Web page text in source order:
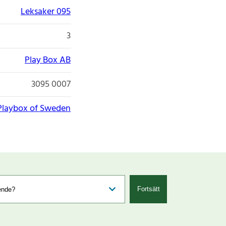
Leksaker 095
3
Play Box AB
3095 0007
of Sweden
Fortsätt